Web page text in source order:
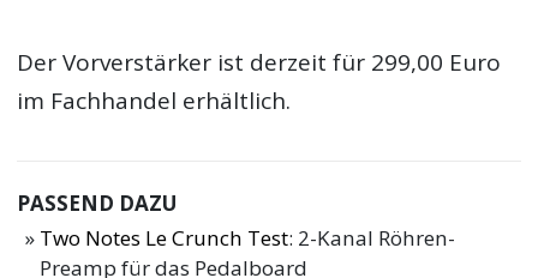
Der Vorverstärker ist derzeit für 299,00 Euro
im Fachhandel erhältlich.
PASSEND DAZU
Two Notes Le Crunch Test: 2-Kanal Röhren-
Preamp für das Pedalboard